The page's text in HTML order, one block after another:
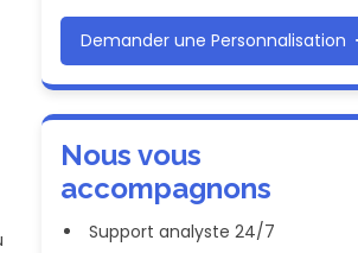
Demander une Personnalisation
Nous vous
accompagnons
Support analyste 24/7